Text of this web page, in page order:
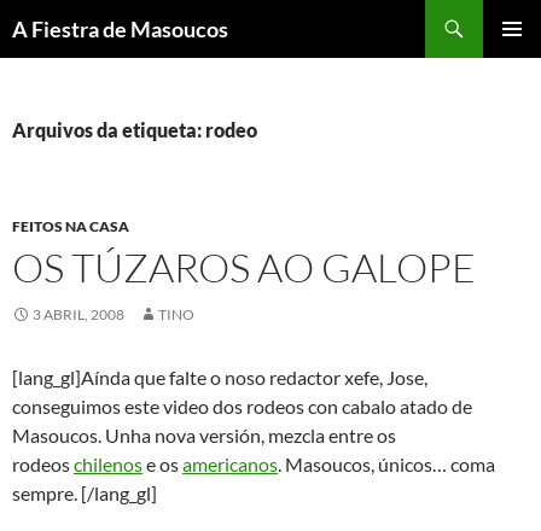
aoA Fiestra de Masoucos
Arquivos da etiqueta: rodeo
FEITOS NA CASA
OS TÚZAROS AO GALOPE
3 ABRIL, 2008 TINO
[lang_gl]Aínda que falte o noso redactor xefe, Jose,
conseguimos este video dos rodeos con cabalo atado de
Masoucos. Unha nova versión, mezcla entre os
rodeoschilenose osamericanos. Masoucos, únicos… coma
sempre. [/lang_gl]